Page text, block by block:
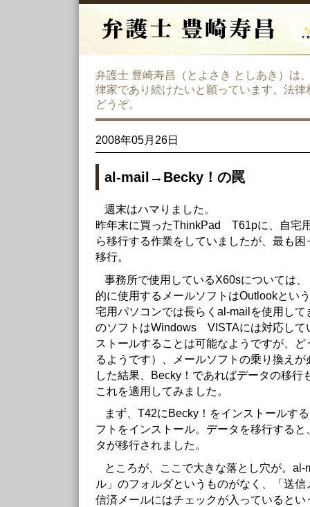
弁護士 豊崎寿昌（とよさき としあき）は
律家であり続けたいと願っています。法律
どうぞ。
2008年05月26日
al-mail→Becky！の罠
週末はハマりました。
昨年末に買ったThinkPad T61pに、自宅
ら移行する作業をしていましたが、最も
移行。
事務所で使用しているX60sについては
的に使用するメールソフトはOutlookとい
宅用パソコンでは長らくal-mailを使用し
のソフトはWindows VISTAには対応して
ストールすることは可能なようですが、
るようです）、メールソフトの乗り換え
した結果、Becky！であればデータの移行
これを適用してみました。
まず、T42にBecky！をインストールす
フトをインストール。データを移行する
タが移行されました。
ところが、ここで大きな落とし穴が。
ル」のフォルダというものがなく、「送
信済メールにはチェックが入っていると